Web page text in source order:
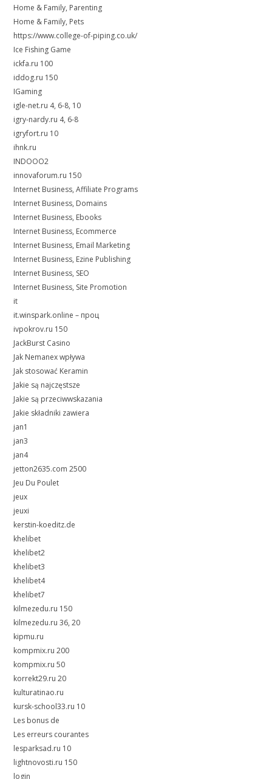
Home & Family, Parenting
Home & Family, Pets
https://www.college-of-piping.co.uk/
Ice Fishing Game
ickfa.ru 100
iddog.ru 150
IGaming
igle-net.ru 4, 6-8, 10
igry-nardy.ru 4, 6-8
igryfort.ru 10
ihnk.ru
INDOOO2
innovaforum.ru 150
Internet Business, Affiliate Programs
Internet Business, Domains
Internet Business, Ebooks
Internet Business, Ecommerce
Internet Business, Email Marketing
Internet Business, Ezine Publishing
Internet Business, SEO
Internet Business, Site Promotion
it
it.winspark.online – проц
ivpokrov.ru 150
JackBurst Casino
Jak Nemanex wpływa
Jak stosować Keramin
Jakie są najczęstsze
Jakie są przeciwwskazania
Jakie składniki zawiera
jan1
jan3
jan4
jetton2635.com 2500
Jeu Du Poulet
jeux
jeuxi
kerstin-koeditz.de
khelibet
khelibet2
khelibet3
khelibet4
khelibet7
kilmezedu.ru 150
kilmezedu.ru 36, 20
kipmu.ru
kompmix.ru 200
kompmix.ru 50
korrekt29.ru 20
kulturatinao.ru
kursk-school33.ru 10
Les bonus de
Les erreurs courantes
lesparksad.ru 10
lightnovosti.ru 150
login